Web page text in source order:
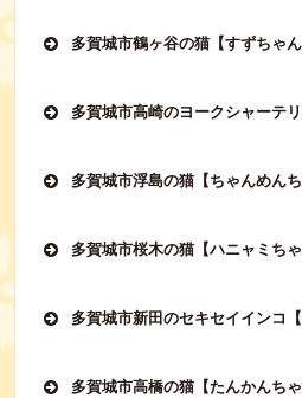
多賀城市鶴ヶ谷の猫【すずちゃん
多賀城市高崎のヨークシャーテリ
多賀城市浮島の猫【ちゃんめんち
多賀城市桜木の猫【ハニャミちゃ
多賀城市新田のセキセイインコ【
多賀城市高橋の猫【たんかんちゃ